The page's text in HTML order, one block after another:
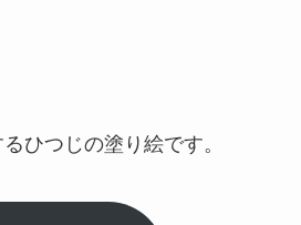
ひつじの塗り絵です。